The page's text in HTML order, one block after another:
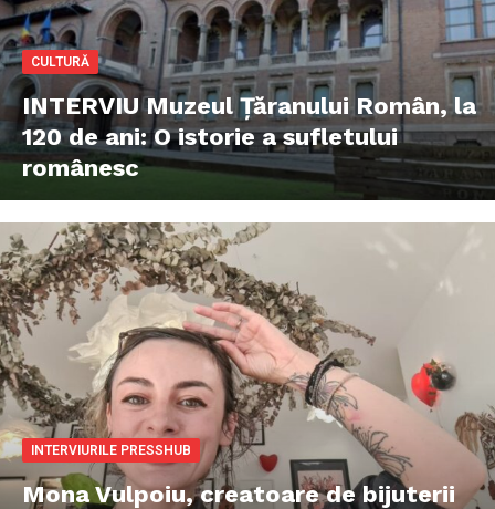
CULTURĂ
INTERVIU Muzeul Țăranului Român, la
120 de ani: O istorie a sufletului
românesc
INTERVIURILE PRESSHUB
Mona Vulpoiu, creatoare de bijuterii